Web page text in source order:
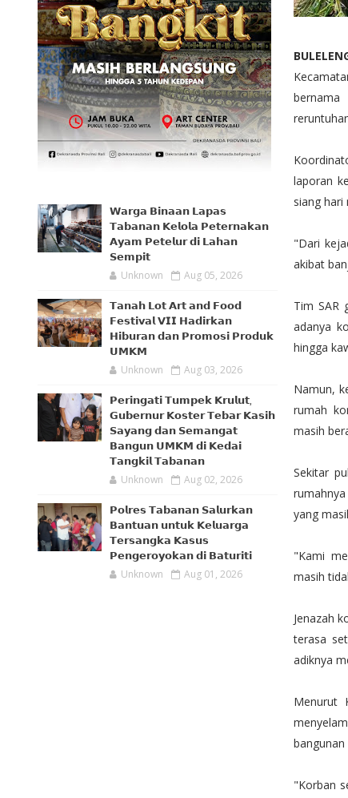
𝗪𝗮𝗿𝗴𝗮 𝗕𝗶𝗻𝗮𝗮𝗻 𝗟𝗮𝗽𝗮𝘀
𝗧𝗮𝗯𝗮𝗻𝗮𝗻 𝗞𝗲𝗹𝗼𝗹𝗮 𝗣𝗲𝘁𝗲𝗿𝗻𝗮𝗸𝗮𝗻
𝗔𝘆𝗮𝗺 𝗣𝗲𝘁𝗲𝗹𝘂𝗿 𝗱𝗶 𝗟𝗮𝗵𝗮𝗻
𝗦𝗲𝗺𝗽𝗶𝘁
Unknown Aug 05, 2026
𝗧𝗮𝗻𝗮𝗵 𝗟𝗼𝘁 𝗔𝗿𝘁 𝗮𝗻𝗱 𝗙𝗼𝗼𝗱
𝗙𝗲𝘀𝘁𝗶𝘃𝗮𝗹 𝗩𝗜𝗜 𝗛𝗮𝗱𝗶𝗿𝗸𝗮𝗻
𝗛𝗶𝗯𝘂𝗿𝗮𝗻 𝗱𝗮𝗻 𝗣𝗿𝗼𝗺𝗼𝘀𝗶 𝗣𝗿𝗼𝗱𝘂𝗸
𝗨𝗠𝗞𝗠
Unknown Aug 03, 2026
𝗣𝗲𝗿𝗶𝗻𝗴𝗮𝘁𝗶 𝗧𝘂𝗺𝗽𝗲𝗸 𝗞𝗿𝘂𝗹𝘂𝘁,
𝗚𝘂𝗯𝗲𝗿𝗻𝘂𝗿 𝗞𝗼𝘀𝘁𝗲𝗿 𝗧𝗲𝗯𝗮𝗿 𝗞𝗮𝘀𝗶𝗵
𝗦𝗮𝘆𝗮𝗻𝗴 𝗱𝗮𝗻 𝗦𝗲𝗺𝗮𝗻𝗴𝗮𝘁
𝗕𝗮𝗻𝗴𝘂𝗻 𝗨𝗠𝗞𝗠 𝗱𝗶 𝗞𝗲𝗱𝗮𝗶
𝗧𝗮𝗻𝗴𝗸𝗶𝗹 𝗧𝗮𝗯𝗮𝗻𝗮𝗻
Unknown Aug 02, 2026
𝗣𝗼𝗹𝗿𝗲𝘀 𝗧𝗮𝗯𝗮𝗻𝗮𝗻 𝗦𝗮𝗹𝘂𝗿𝗸𝗮𝗻
𝗕𝗮𝗻𝘁𝘂𝗮𝗻 𝘂𝗻𝘁𝘂𝗸 𝗞𝗲𝗹𝘂𝗮𝗿𝗴𝗮
𝗧𝗲𝗿𝘀𝗮𝗻𝗴𝗸𝗮 𝗞𝗮𝘀𝘂𝘀
𝗣𝗲𝗻𝗴𝗲𝗿𝗼𝘆𝗼𝗸𝗮𝗻 𝗱𝗶 𝗕𝗮𝘁𝘂𝗿𝗶𝘁𝗶
Unknown Aug 01, 2026
laporan
siang
"Dari
akibat
Tim SAR
adanya
hingga
Namun,
rumah
masih
Sekitar
yang
"Kami
masih
Jenazah
terasa
adiknya
Menurut
"Korban